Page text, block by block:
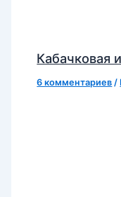
Кабачковая
6 комментариев /